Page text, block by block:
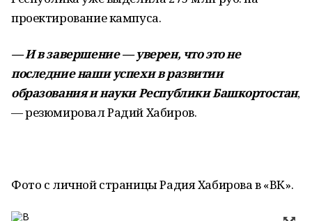
проектирование кампуса.
— И в завершение — уверен, что это не
последние наши успехи в развитии
образования и науки Республики Башкортостан,
— резюмировал Радий Хабиров.
Фото с личной страницы Радия Хабирова в «ВК».